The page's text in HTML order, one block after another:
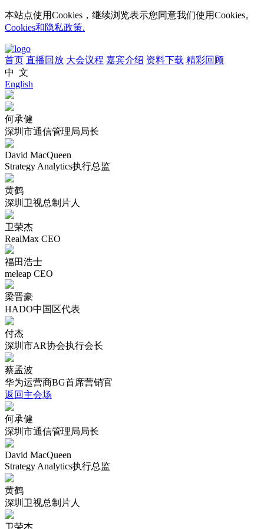
本站点使用Cookies，继续浏览表示您同意我们使用Cookies。
Cookies和隐私政策.
首页 直播回放 大会议程 嘉宾介绍 资料下载 精彩回顾
中 文
English
何承健
深圳市通信管理局局长
David MacQueen
Strategy Analytics执行总监
黄鹤
深圳卫视总制片人
卫荣杰
RealMax CEO
福田浩士
meleap CEO
梁晋豪
HADO中国区代表
付杰
深圳市AR协会执行会长
蔡孟波
华为运营商BG首席营销官
返回主会场
何承健
深圳市通信管理局局长
David MacQueen
Strategy Analytics执行总监
黄鹤
深圳卫视总制片人
卫荣杰